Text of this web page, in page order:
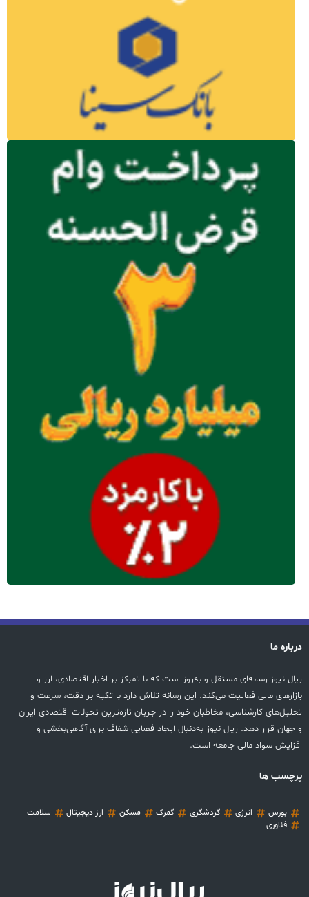
درباره ما
ریال نیوز رسانه‌ای مستقل و به‌روز است که با تمرکز بر اخبار اقتصادی، ارز و
بازارهای مالی فعالیت می‌کند. این رسانه تلاش دارد با تکیه بر دقت، سرعت و
تحلیل‌های کارشناسی، مخاطبان خود را در جریان تازه‌ترین تحولات اقتصادی ایران
و جهان قرار دهد. ریال نیوز به‌دنبال ایجاد فضایی شفاف برای آگاهی‌بخشی و
افزایش سواد مالی جامعه است.
پرچسب ها
بورس انرژی گردشگری گمرک مسکن ارز دیجیتال
سلامت
فناوری